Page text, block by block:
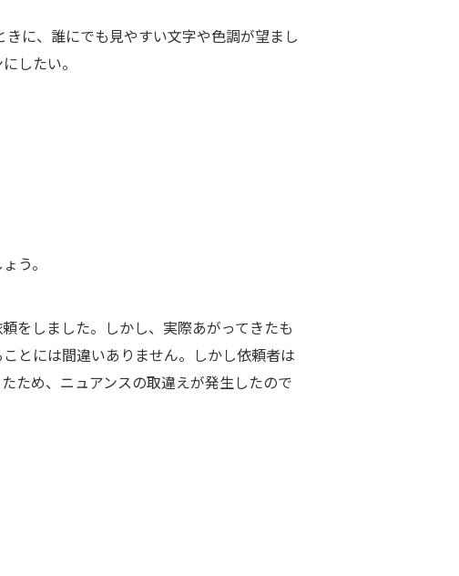
に、誰にでも見やすい文字や色調が望まし
したい。
う。
をしました。しかし、実際あがってきたも
とには間違いありません。しかし依頼者は
ため、ニュアンスの取違えが発生したので